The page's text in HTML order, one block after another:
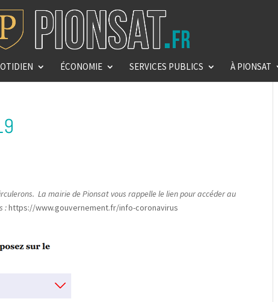
ÉCONOMIE SERVICES PUBLICS À PIONSAT
La mairie de Pionsat vous rappelle le lien pour accéder au
:https://www.gouvernement.fr/info-coronavirus